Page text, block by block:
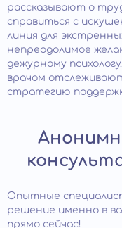
рассказывают о
справиться с
линия для
непреодолимое
дежурному
врачом
стратегию
Опытные
решение именно в
прямо сейчас!